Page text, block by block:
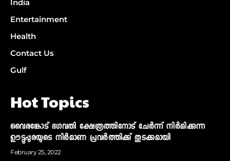
India
Entertainment
Health
Contact Us
Gulf
Hot Topics
വൈരങ്കോട് ഭഗവതി ക്ഷേത്രത്തിനോട് ചേര്‍ന്ന് നിര്‍മിക്കുന്ന
ഊട്ടുപ്പുരയുടെ നിര്‍മാണ പ്രവര്‍ത്തിക്ക് തുടക്കമായി
February 25, 2022